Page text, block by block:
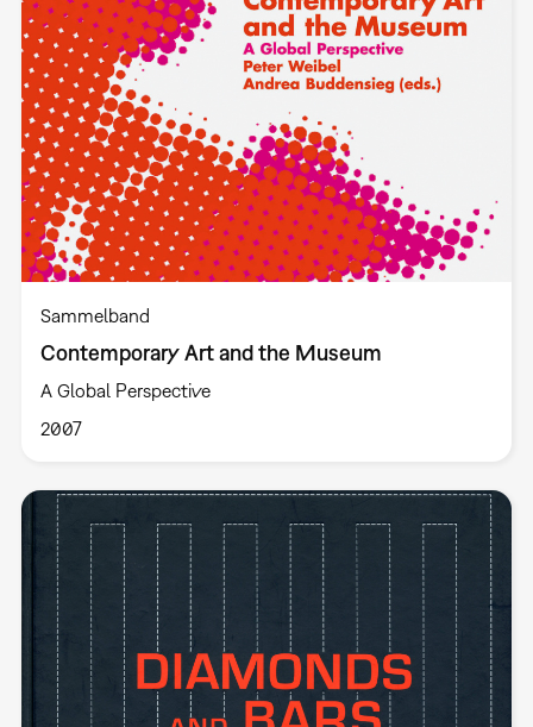
Sammelband
Contemporary Art and the Museum
A Global Perspective
2007